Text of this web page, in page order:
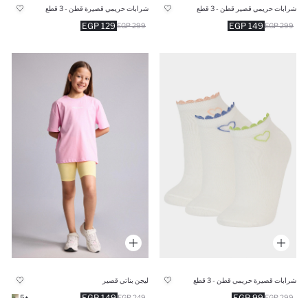
شرابات حريمي قصير قطن - 3 قطع
149 EGP 299 EGP
شرابات حريمي قصيرة قطن - 3 قطع
129 EGP 299 EGP
شرابات قصيرة حريمي قطن - 3 قطع ليجن بناتي قصير